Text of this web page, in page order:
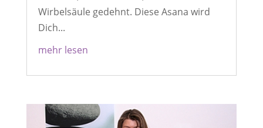
Wirbelsäule gedehnt. Diese Asana wird
Dich...
mehr lesen